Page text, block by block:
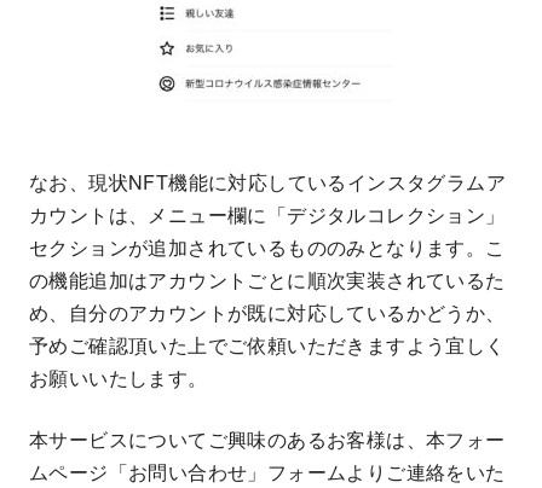
なお、現状NFT機能に対応しているインスタグラムア
カウントは、メニュー欄に「デジタルコレクション」
セクションが追加されているもののみとなります。こ
の機能追加はアカウントごとに順次実装されているた
め、自分のアカウントが既に対応しているかどうか、
予めご確認頂いた上でご依頼いただきますよう宜しく
お願いいたします。
本サービスについてご興味のあるお客様は、本フォー
ムページ「お問い合わせ」フォームよりご連絡をいた